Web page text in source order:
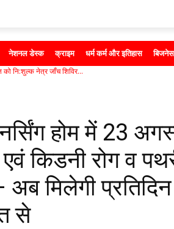
नेशनल डेस्क क्राइम धर्म कर्म और इतिहास
नि:शुल्क नेत्र जाँच शिविर...
होम में 23
किडनी रोग व
मिलेगी
से